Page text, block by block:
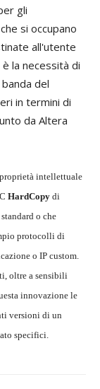
gli
si occupano
all'utente
la necessità di
del
in termini di
da Altera
intellettuale
HardCopy di
o che
protocolli di
o IP custom.
oltre a sensibili
innovazione le
versioni di un
specifici.